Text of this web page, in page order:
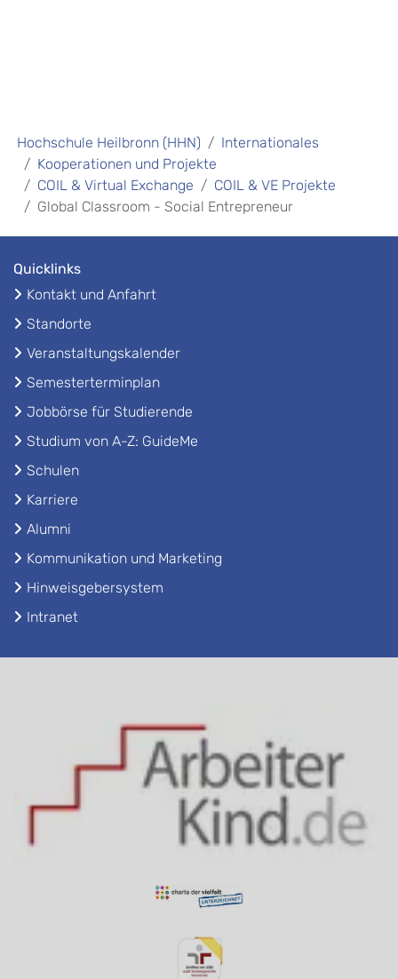
Hochschule Heilbronn (HHN)
Internationales
Kooperationen und Projekte
COIL & Virtual Exchange
COIL & VE Projekte
Global Classroom - Social Entrepreneur
Quicklinks
Kontakt und Anfahrt
Standorte
Veranstaltungskalender
Semesterterminplan
Jobbörse für Studierende
Studium von A-Z: GuideMe
Schulen
Karriere
Alumni
Kommunikation und Marketing
Hinweisgebersystem
Intranet